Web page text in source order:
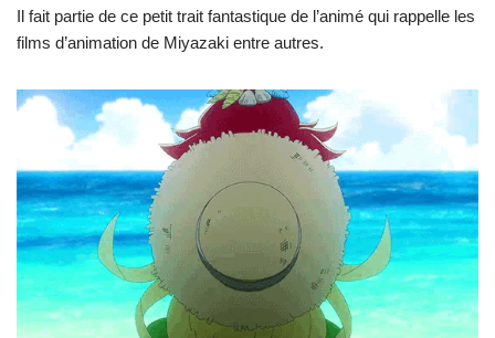
Il fait partie de ce petit trait fantastique de l’animé qui rappelle les
films d’animation de Miyazaki entre autres.